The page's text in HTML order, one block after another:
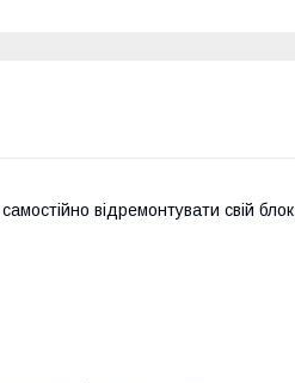
відремонтувати свій блок